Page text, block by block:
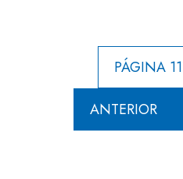
PÁGINA
ANTERIOR